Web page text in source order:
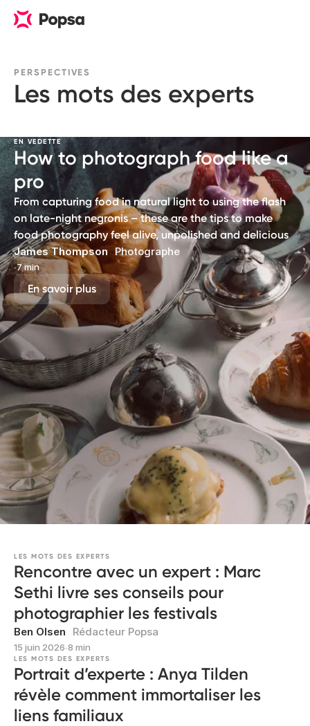
PERSPECTIVES
Les mots des experts
EN VEDETTE
How to photograph food like a
pro
From capturing food in natural light to using the flash
on late-night negronis – these are the tips to make
food photography feel alive, unpolished and delicious
James Thompson Photographe
∙7 min
En savoir plus
LES MOTS DES EXPERTS
Rencontre avec un expert : Marc
Sethi livre ses conseils pour
photographier les festivals
Ben Olsen Rédacteur Popsa
15 juin 2026∙8 min
LES MOTS DES EXPERTS
Portrait d’experte : Anya Tilden
révèle comment immortaliser les
liens familiaux